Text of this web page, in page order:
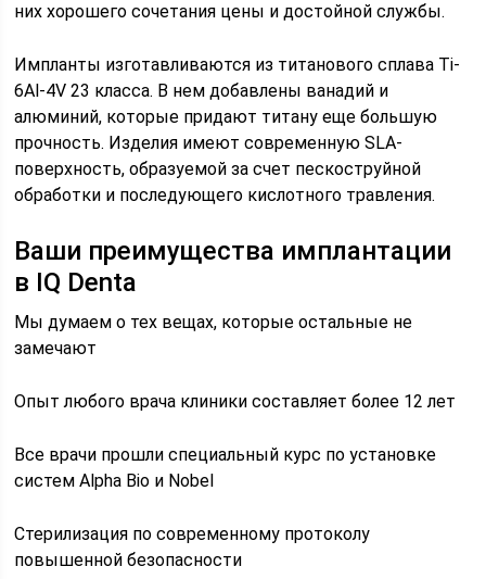
них хорошего сочетания цены и достойной службы.
Импланты изготавливаются из титанового сплава Ti-
6Al-4V 23 класса. В нем добавлены ванадий и
алюминий, которые придают титану еще большую
прочность. Изделия имеют современную SLA-
поверхность, образуемой за счет пескоструйной
обработки и последующего кислотного травления.
Ваши преимущества имплантации
в IQ Denta
Мы думаем о тех вещах, которые остальные не
замечают
Опыт любого врача клиники составляет более 12 лет
Все врачи прошли специальный курс по установке
систем Alpha Bio и Nobel
Стерилизация по современному протоколу
повышенной безопасности